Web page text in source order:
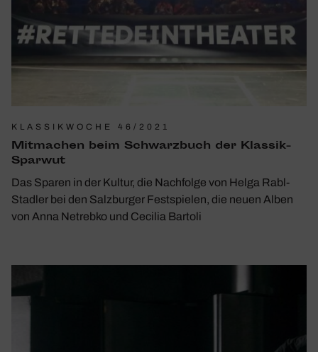
KLASSIKWOCHE 46/2021
Mitma­chen beim Schwarz­buch der Klassik-
Sparwut
Das Sparen in der Kultur, die Nachfolge von Helga Rabl-
Stadler bei den Salzburger Festspielen, die neuen Alben
von Anna Netrebko und Cecilia Bartoli